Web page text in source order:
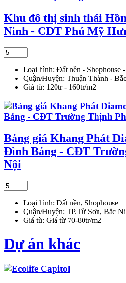
Khu đô thị sinh thái
Ninh - CĐT Phú Mỹ
Loại hình: Đất nền - Shophouse
Quận/Huyện: Thuận Thành -
Giá từ: 120tr - 160tr/m2
Bảng giá Khang Phát
Đình Bảng - CĐT
Nội
Loại hình: Đất nền, Shophouse
Quận/Huyện: TP.Từ Sơn, Bắc
Giá từ: Giá từ 70-80tr/m2
Dự án khác